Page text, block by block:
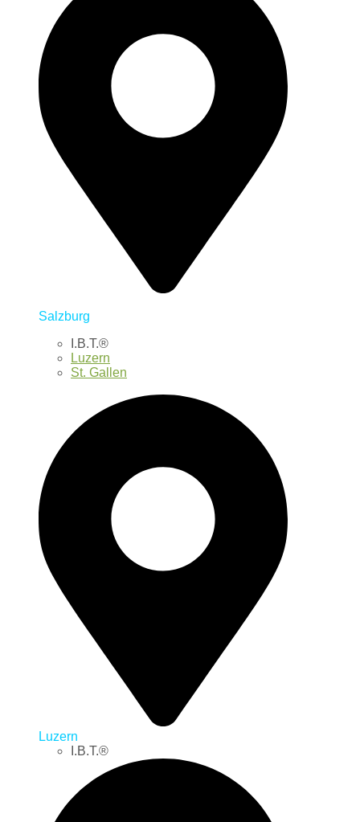
Salzburg
I.B.T.®
Luzern
St. Gallen
Luzern
I.B.T.®